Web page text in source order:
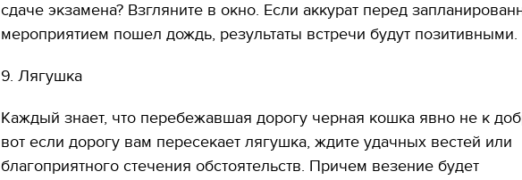
сдаче экзамена? Взгляните в окно. Если аккурат перед
мероприятием пошел дождь, результаты встречи будут позитивными.
9. Лягушка
Каждый знает, что перебежавшая дорогу черная кошка явно не к
вот если дорогу вам пересекает лягушка, ждите удачных вестей или
благоприятного стечения обстоятельств. Причем везение будет